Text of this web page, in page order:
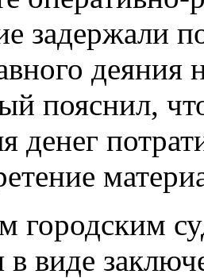
задержали
деяния
пояснил,
денег
городским
в виде